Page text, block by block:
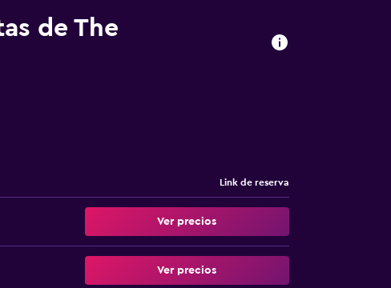
de The
Link de reserva
Ver precios
Ver precios